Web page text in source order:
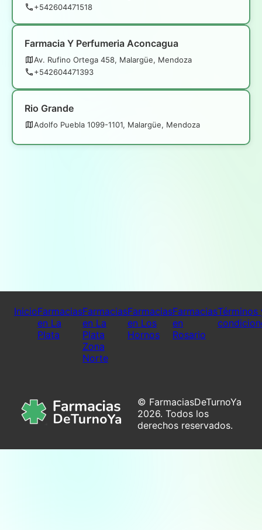
+542604471518
Farmacia Y Perfumeria Aconcagua
Av. Rufino Ortega 458, Malargüe, Mendoza
+542604471393
Rio Grande
Adolfo Puebla 1099-1101, Malargüe, Mendoza
InicioFarmacias
en La
Plata
Farmacias
en La
Plata
Zona
Norte
Farmacias
en Los
Hornos
Farmacias
en
Rosario
Términos
© FarmaciasDeTurnoYa
2026. Todos los
derechos reservados.